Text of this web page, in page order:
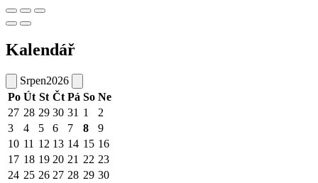
Kalendář
Srpen2026
Po Út St Čt Pá So Ne
27 28 29 30 31 1
2
3
4 5 6 7 8
9
10 11 12 13 14 15 16
17 18 19 20 21 22 23
24 25 26 27 28 29 30